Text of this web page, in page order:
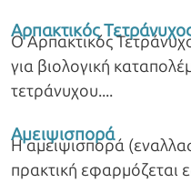
Αρπακτικός
Ο Αρπακτικός
για βιολογική
τετράνυχου.
Αμειψισπορά
Η αμειψισπορά
πρακτική εφαρμόζεται